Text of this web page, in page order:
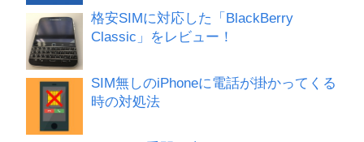
格安SIMに対応した「BlackBerry
Classic」をレビュー！
SIM無しのiPhoneに電話が掛かってくる
時の対処法